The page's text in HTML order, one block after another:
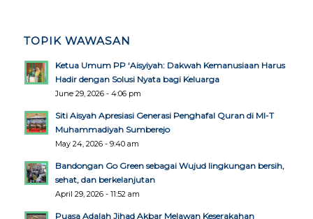
TOPIK WAWASAN
Ketua Umum PP ‘Aisyiyah: Dakwah Kemanusiaan Harus
Hadir dengan Solusi Nyata bagi Keluarga
June 29, 2026 - 4:06 pm
Siti Aisyah Apresiasi Generasi Penghafal Quran di MI-T
Muhammadiyah Sumberejo
May 24, 2026 - 9:40 am
Bandongan Go Green sebagai Wujud lingkungan bersih,
sehat, dan berkelanjutan
April 29, 2026 - 11:52 am
Puasa Adalah Jihad Akbar Melawan Keserakahan